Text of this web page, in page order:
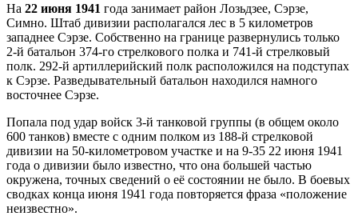
На 22 июня 1941 года занимает район Лозьдзее, Сэрзе,
Симно. Штаб дивизии располагался лес в 5 километров
западнее Сэрзе. Собственно на границе развернулись только
2-й батальон 374-го стрелкового полка и 741-й стрелковый
полк. 292-й артиллерийский полк расположился на подступах
к Сэрзе. Разведывательный батальон находился намного
восточнее Сэрзе.
Попала под удар войск 3-й танковой группы (в общем около
600 танков) вместе с одним полком из 188-й стрелковой
дивизии на 50-километровом участке и на 9-35 22 июня 1941
года о дивизии было известно, что она большей частью
окружена, точных сведений о её состоянии не было. В боевых
сводках конца июня 1941 года повторяется фраза «положение
неизвестно».